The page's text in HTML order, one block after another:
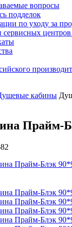
вопросы
подделок
по уходу за
центров
кабины
Прайм-